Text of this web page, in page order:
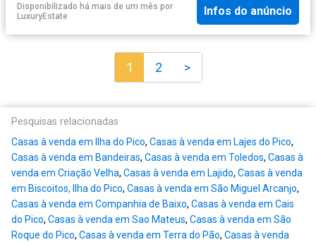
Disponibilizado há mais de um mês por
LuxuryEstate
Infos do anúncio
1 2 >
Pesquisas relacionadas
Casas à venda em Ilha do Pico, Casas à venda em Lajes do Pico,
Casas à venda em Bandeiras, Casas à venda em Toledos, Casas à
venda em Criação Velha, Casas à venda em Lajido, Casas à venda
em Biscoitos, Ilha do Pico, Casas à venda em São Miguel Arcanjo,
Casas à venda em Companhia de Baixo, Casas à venda em Cais
do Pico, Casas à venda em Sao Mateus, Casas à venda em São
Roque do Pico, Casas à venda em Terra do Pão, Casas à venda